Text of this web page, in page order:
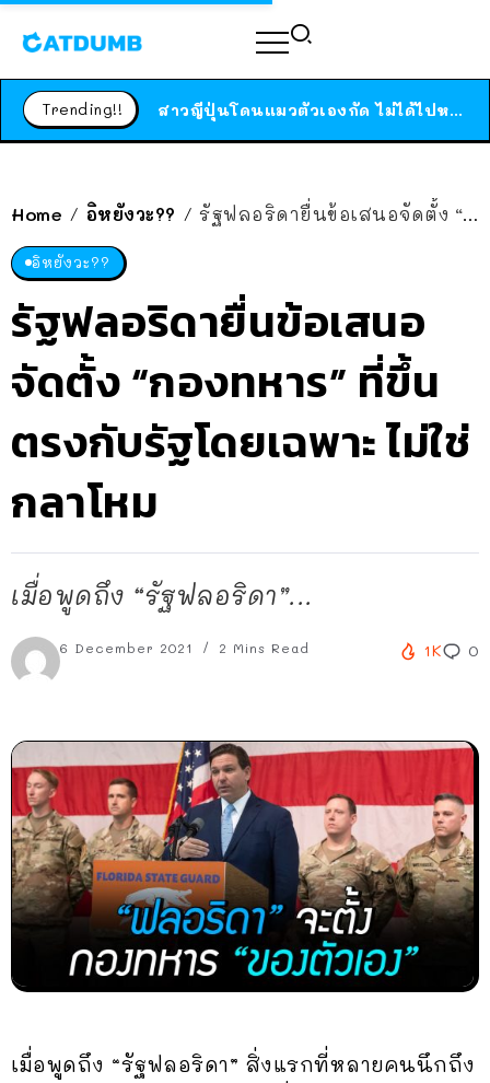
Trending!! สาวญี่ปุ่นโดนแมวตัวเองกัด ไม่ได้ไปหาหมอตั้งแต่เนิ่นๆ สุดท้ายขาบวม กลายเป็นโรคเนื้อเน่า เตือนทาสแมวทั้งหลายให้ระวัง
Home / อิหยังวะ?? / รัฐฟลอริดายื่นข้อเสนอจัดตั้ง “กองทหาร” ที่ขึ้นตรงกับรัฐโดยเฉพาะ ไม่ใช่กลาโหม
อิหยังวะ??
รัฐฟลอริดายื่นข้อเสนอ
จัดตั้ง “กองทหาร” ที่ขึ้น
ตรงกับรัฐโดยเฉพาะ ไม่ใช่
กลาโหม
เมื่อพูดถึง “รัฐฟลอริดา”...
6 December 2021 2 Mins Read 1K 0
เมื่อพูดถึง “รัฐฟลอริดา” สิ่งแรกที่หลายคนนึกถึง